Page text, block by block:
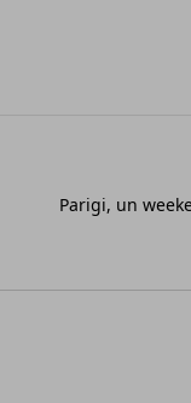
Parigi, un